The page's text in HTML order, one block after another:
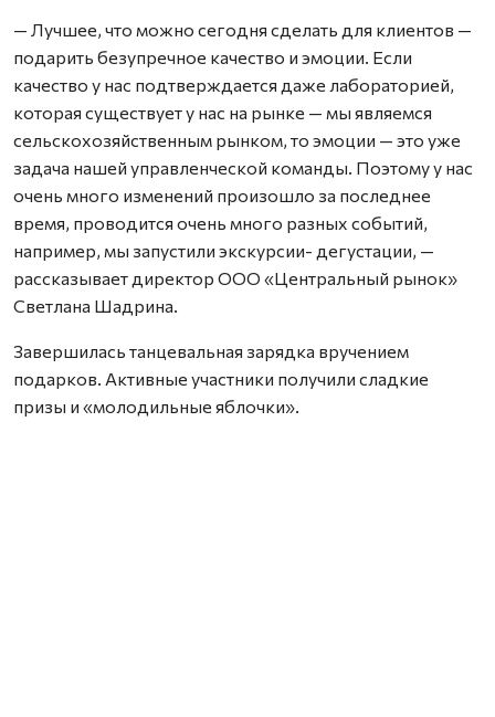
— Лучшее, что можно сегодня сделать для клиентов —
подарить безупречное качество и эмоции. Если
качество у нас подтверждается даже лабораторией,
которая существует у нас на рынке — мы являемся
сельскохозяйственным рынком, то эмоции — это уже
задача нашей управленческой команды. Поэтому у нас
очень много изменений произошло за последнее
время, проводится очень много разных событий,
например, мы запустили экскурсии- дегустации, —
рассказывает директор ООО «Центральный рынок»
Светлана Шадрина.
Завершилась танцевальная зарядка вручением
подарков. Активные участники получили сладкие
призы и «молодильные яблочки».